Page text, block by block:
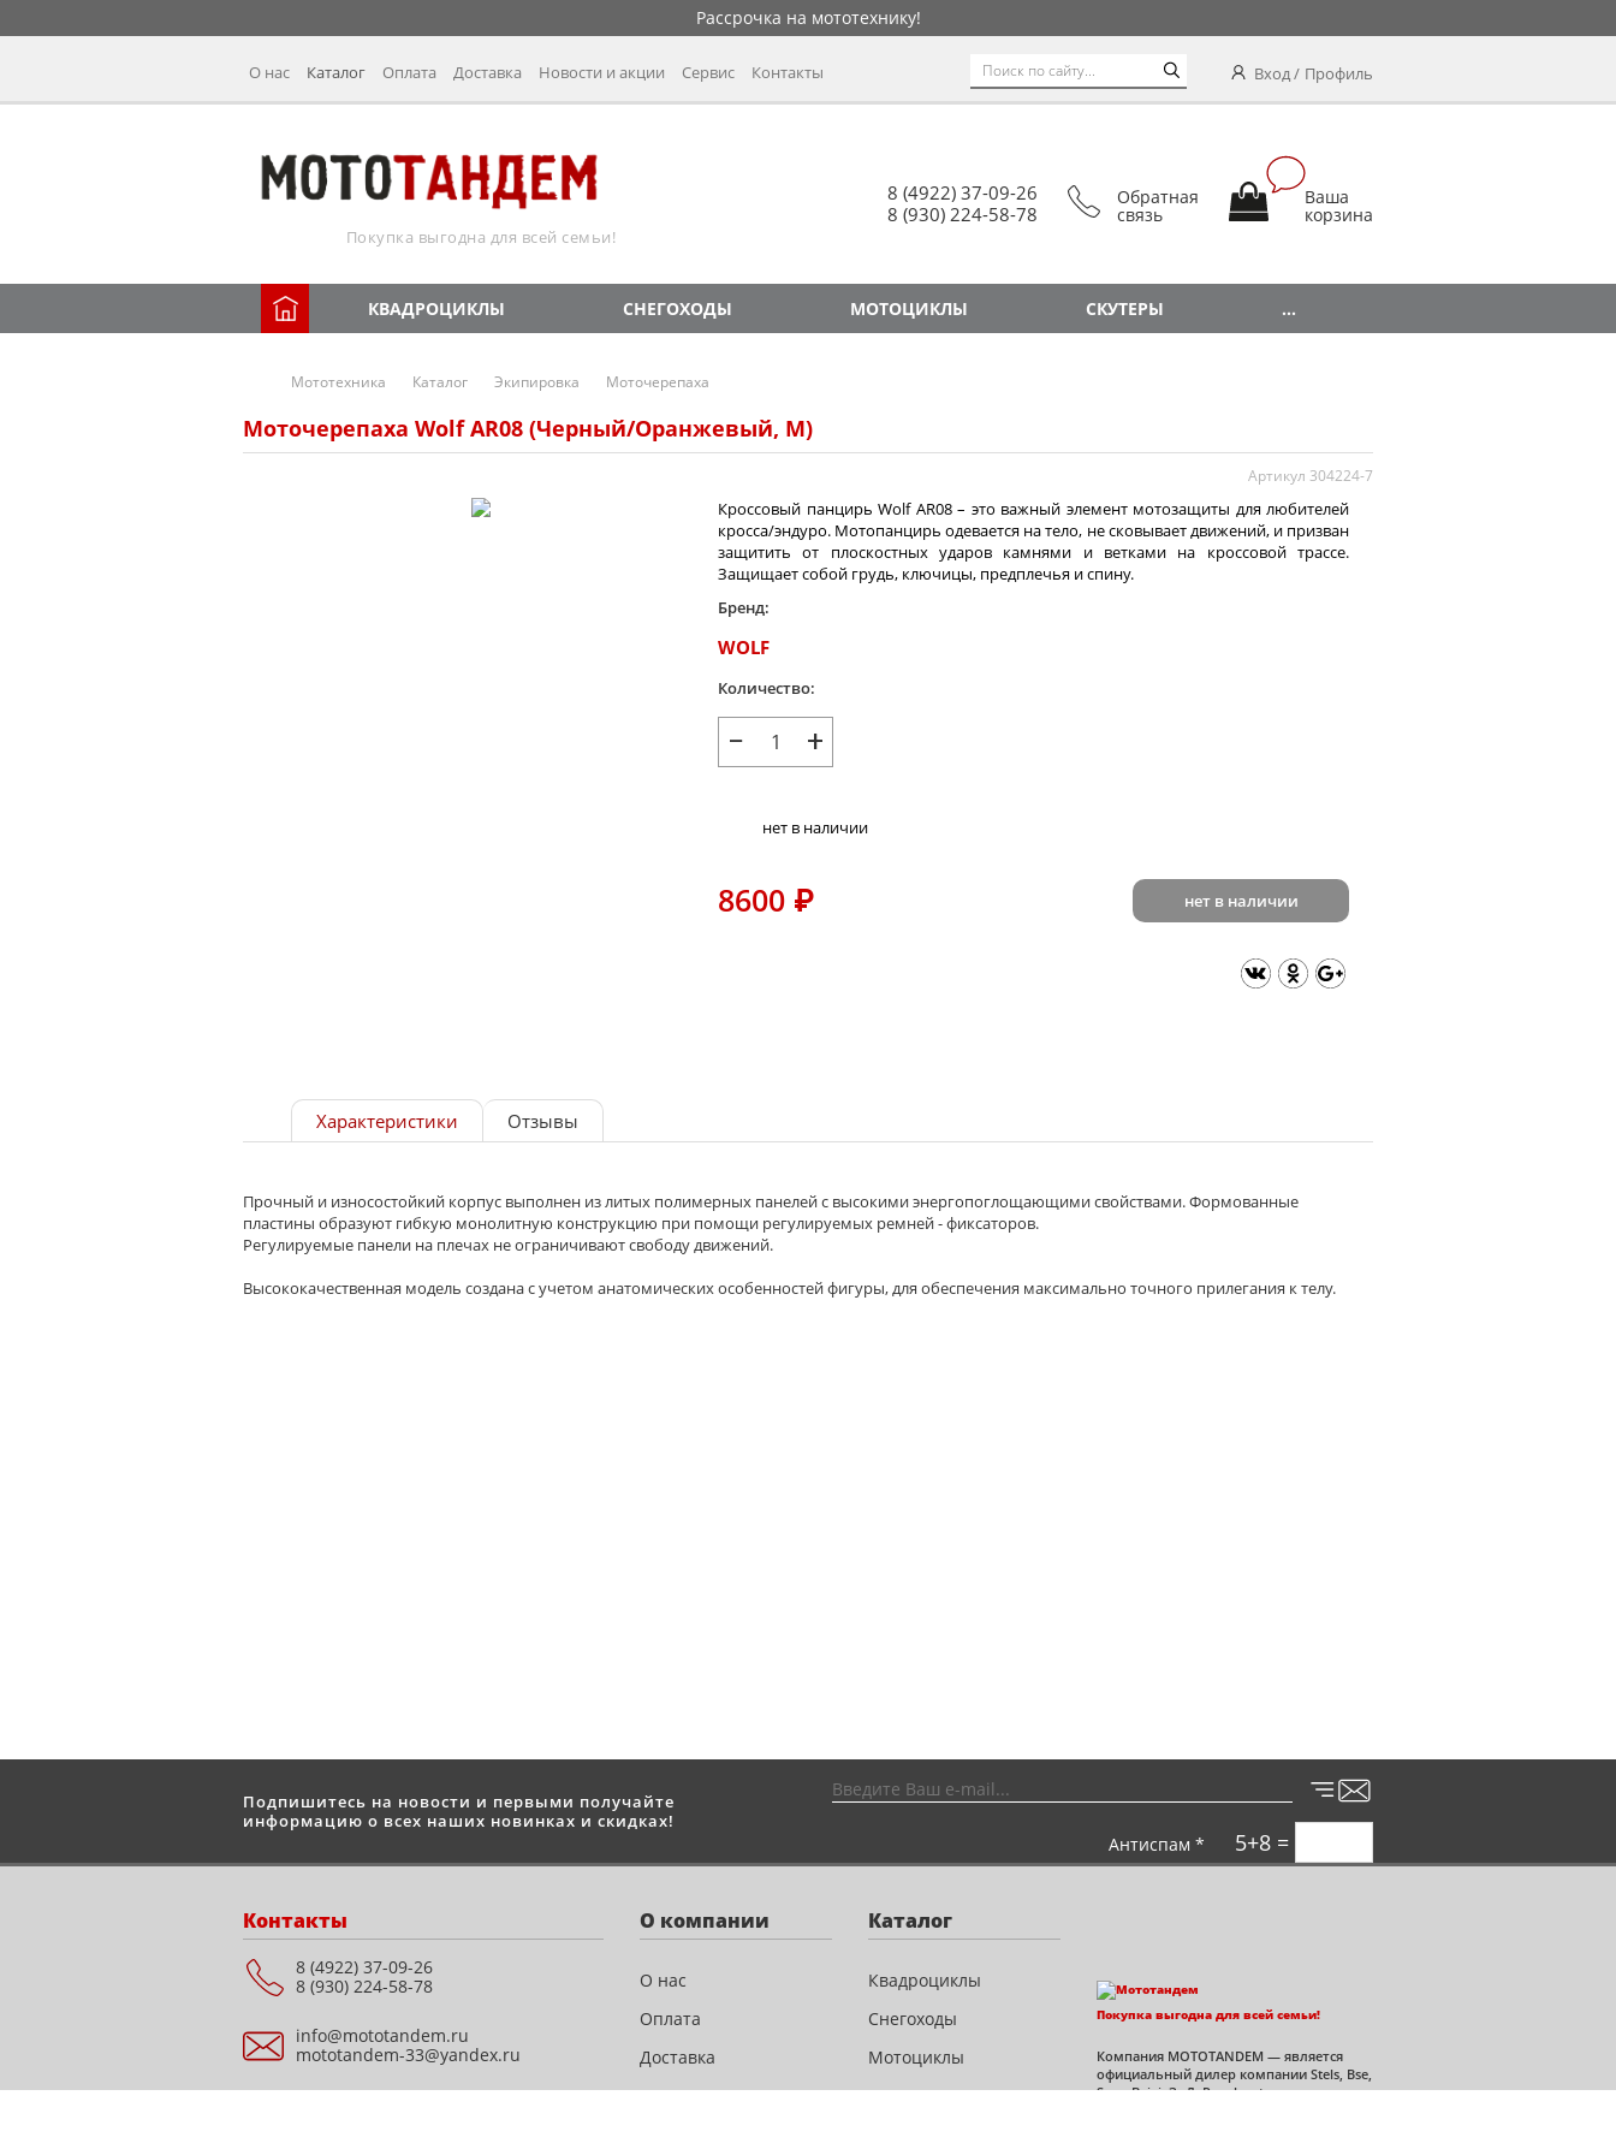
Рассрочка на мототехнику!
Вход Профиль
О нас Каталог Оплата Доставка Новости и акции Сервис Контакты
Ваша
корзина
Обратная
связь
8 (4922) 37-09-26
8 (930) 224-58-78
Покупка выгодна для всей семьи!
КВАДРОЦИКЛЫ СНЕГОХОДЫ МОТОЦИКЛЫ СКУТЕРЫ ...
Мототехника Каталог Экипировка Моточерепаха
Моточерепаха Wolf AR08 (Черный/Оранжевый, М)
Артикул 304224-7
Кроссовый панцирь Wolf AR08 – это важный элемент мотозащиты для любителей
кросса/эндуро. Мотопанцирь одевается на тело, не сковывает движений, и призван
защитить от плоскостных ударов камнями и ветками на кроссовой трассе.
Защищает собой грудь, ключицы, предплечья и спину.
Бренд:
WOLF
Количество:
− +
нет в наличии
8600 ₽ нет в наличии
Характеристики Отзывы
Прочный и износостойкий корпус выполнен из литых полимерных панелей с высокими энергопоглощающими свойствами. Формованные
пластины образуют гибкую монолитную конструкцию при помощи регулируемых ремней - фиксаторов.
Регулируемые панели на плечах не ограничивают свободу движений.
Высококачественная модель создана с учетом анатомических особенностей фигуры, для обеспечения максимально точного прилегания к телу.
Подпишитесь на новости и первыми получайте
информацию о всех наших новинках и скидках!
Антиспам * 5+8 =
Контакты
8 (4922) 37-09-26
8 (930) 224-58-78
info@mototandem.ru
mototandem-33@yandex.ru
О компании
О нас
Оплата
Доставка
Новости и акции
Каталог
Квадроциклы
Снегоходы
Мотоциклы
Скутеры
Покупка выгодна для всей семьи!
Компания MOTOTANDEM — является
официальный дилер компании Stels, Bse,
Sym, Bajaj, ЗиД, Regulmoto во